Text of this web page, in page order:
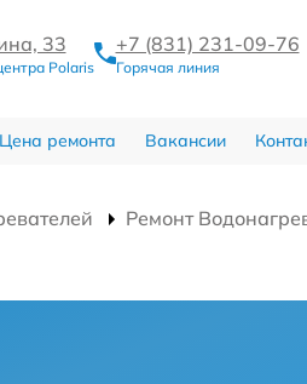
33
Polaris
+7 (831) 231-09-76
Горячая линия
Цена ремонта Вакансии
Ремонт